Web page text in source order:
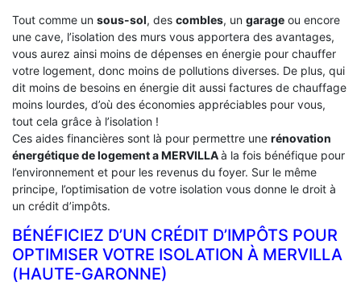
Tout comme un sous-sol, des combles, un garage ou encore
une cave, l’isolation des murs vous apportera des avantages,
vous aurez ainsi moins de dépenses en énergie pour chauffer
votre logement, donc moins de pollutions diverses. De plus, qui
dit moins de besoins en énergie dit aussi factures de chauffage
moins lourdes, d’où des économies appréciables pour vous,
tout cela grâce à l’isolation !
Ces aides financières sont là pour permettre une rénovation
énergétique de logement aMERVILLAà la fois bénéfique pour
l’environnement et pour les revenus du foyer. Sur le même
principe, l’optimisation de votre isolation vous donne le droit à
un crédit d’impôts.
BÉNÉFICIEZ D’UN CRÉDIT D’IMPÔTS POUR
OPTIMISER VOTRE ISOLATION À ‎MERVILLA
(HAUTE-GARONNE)